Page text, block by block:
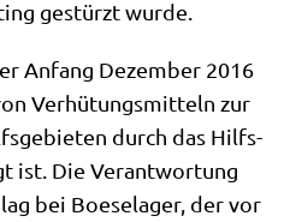
gestürzt wurde.
Anfang Dezem­ber 2016
Ver­hü­tungs­mit­teln zur
durch das Hilfs­
ist. Die Ver­ant­wor­tung
bei Boe­se­la­ger, der vor